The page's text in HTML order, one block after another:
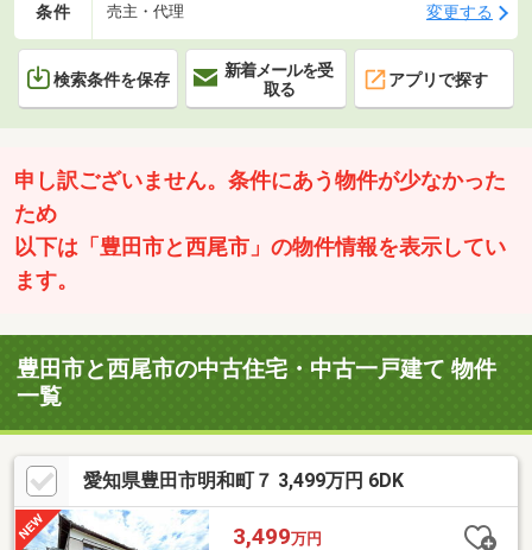
条件 売主・代理 変更する
検索条件を保存
新着メールを受
取る
アプリで探す
申し訳ございません。条件にあう物件が少なかった
ため
以下は「豊田市と西尾市」の物件情報を表示してい
ます。
豊田市と西尾市の中古住宅・中古一戸建て 物件
一覧
愛知県豊田市明和町７ 3,499万円 6DK
3,499万円